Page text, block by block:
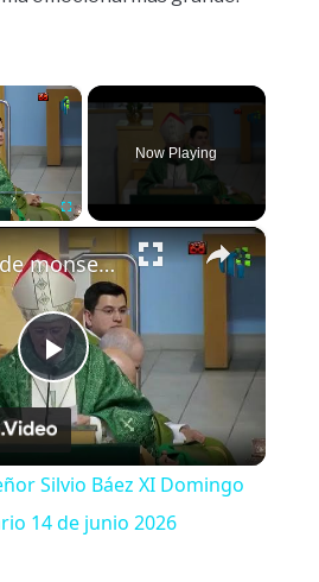
×
Now Playing
×
Play
Video
Homilía de monseñor Silvio Báez XI Domingo del tiempo ordinario 14 de junio 2026
Silvio Báez XI Domingo
14 de junio 2026